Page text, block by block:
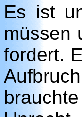
Es ist
müssen
fordert.